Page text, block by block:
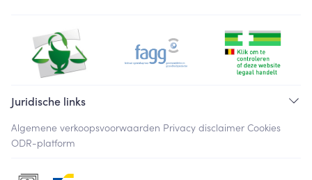
Juridische links
Algemene verkoopsvoorwaarden Privacy disclaimer Cookies
ODR-platform